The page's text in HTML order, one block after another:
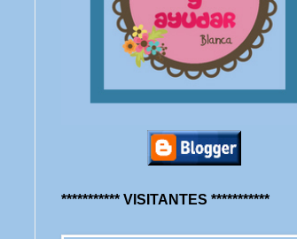
*********** VISITANTES ***********